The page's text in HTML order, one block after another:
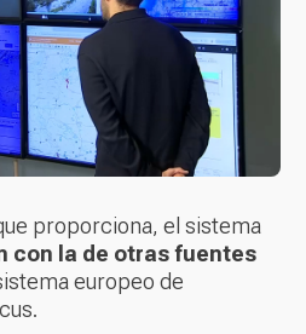
proporciona, el sistema
con la de otras fuentes
europeo de